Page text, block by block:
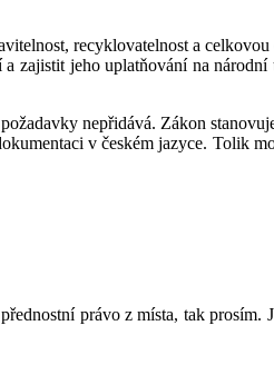
recyklovatelnost a
zajistit jeho uplatňování na
nepřidává. Zákon
v českém jazyce. Tolik
právo z místa, tak prosím.